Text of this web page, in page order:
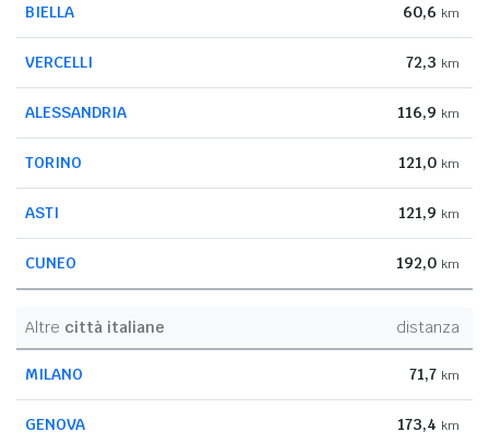
BIELLA 60,6 km
VERCELLI 72,3 km
ALESSANDRIA 116,9 km
TORINO 121,0 km
ASTI 121,9 km
CUNEO 192,0 km
Altre città italiane distanza
MILANO 71,7 km
GENOVA 173,4 km